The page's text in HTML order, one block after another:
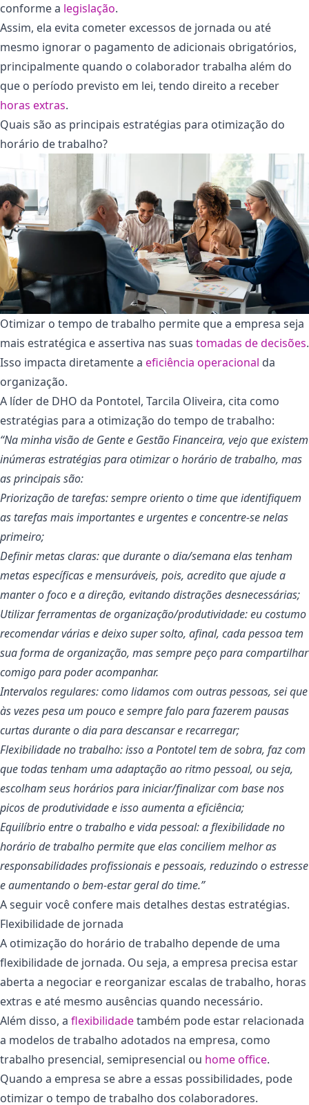
conforme a legislação.
Assim, ela evita cometer excessos de jornada ou até
mesmo ignorar o pagamento de adicionais obrigatórios,
principalmente quando o colaborador trabalha além do
que o período previsto em lei, tendo direito a receber
horas extras.
Quais são as principais estratégias para otimização do
horário de trabalho?
Otimizar o tempo de trabalho permite que a empresa seja
mais estratégica e assertiva nas suas tomadas de decisões.
Isso impacta diretamente a eficiência operacional da
organização.
A líder de DHO da Pontotel, Tarcila Oliveira, cita como
estratégias para a otimização do tempo de trabalho:
“Na minha visão de Gente e Gestão Financeira, vejo que existem
inúmeras estratégias para otimizar o horário de trabalho, mas
as principais são:
Priorização de tarefas: sempre oriento o time que identifiquem
as tarefas mais importantes e urgentes e concentre-se nelas
primeiro;
Definir metas claras: que durante o dia/semana elas tenham
metas específicas e mensuráveis, pois, acredito que ajude a
manter o foco e a direção, evitando distrações desnecessárias;
Utilizar ferramentas de organização/produtividade: eu costumo
recomendar várias e deixo super solto, afinal, cada pessoa tem
sua forma de organização, mas sempre peço para compartilhar
comigo para poder acompanhar.
Intervalos regulares: como lidamos com outras pessoas, sei que
às vezes pesa um pouco e sempre falo para fazerem pausas
curtas durante o dia para descansar e recarregar;
Flexibilidade no trabalho: isso a Pontotel tem de sobra, faz com
que todas tenham uma adaptação ao ritmo pessoal, ou seja,
escolham seus horários para iniciar/finalizar com base nos
picos de produtividade e isso aumenta a eficiência;
Equilíbrio entre o trabalho e vida pessoal: a flexibilidade no
horário de trabalho permite que elas conciliem melhor as
responsabilidades profissionais e pessoais, reduzindo o estresse
e aumentando o bem-estar geral do time.”
A seguir você confere mais detalhes destas estratégias.
Flexibilidade de jornada
A otimização do horário de trabalho depende de uma
flexibilidade de jornada. Ou seja, a empresa precisa estar
aberta a negociar e reorganizar escalas de trabalho, horas
extras e até mesmo ausências quando necessário.
Além disso, a flexibilidadetambém pode estar relacionada
a modelos de trabalho adotados na empresa, como
trabalho presencial, semipresencial ou home office.
Quando a empresa se abre a essas possibilidades, pode
otimizar o tempo de trabalho dos colaboradores.